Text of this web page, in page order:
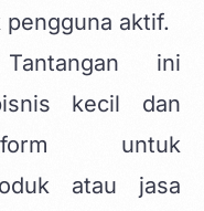
aktif.
ini
kecil dan
untuk
atau jasa